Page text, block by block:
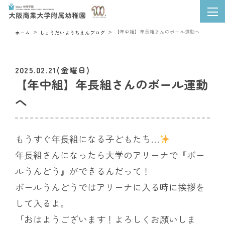
ホーム しょうだいようちえんブログ 【年中組】年長組さんのボール運動へ
2025.02.21(金曜日)
【年中組】年長組さんのボール運動
へ
もうすぐ年長組になる子どもたち…
年長組さんになったら大学のアリーナで『ボー
ルうんどう』ができるんだって！
ボールうんどうではアリーナに入る時に挨拶を
して入るよ。
「おはようございます！よろしくお願いしま